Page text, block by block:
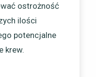
ostrożność
ilości
potencjalne
krew.